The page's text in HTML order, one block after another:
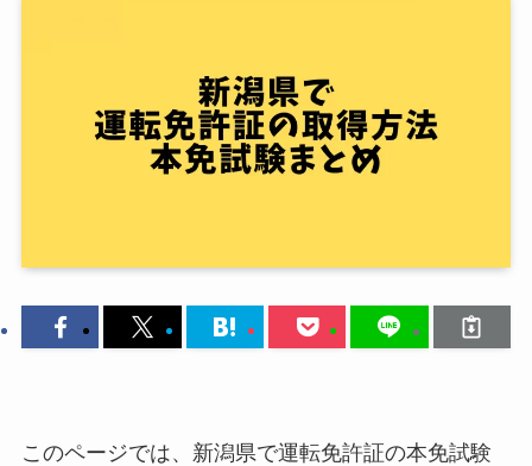
このページでは、新潟県で運転免許証の本免試験